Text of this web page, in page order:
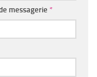
messagerie *